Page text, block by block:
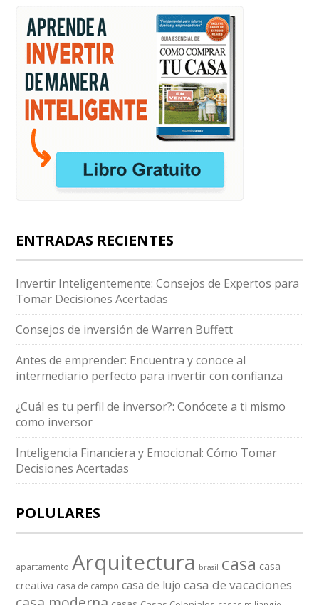
ENTRADAS RECIENTES
Invertir Inteligentemente: Consejos de Expertos para
Tomar Decisiones Acertadas
Consejos de inversión de Warren Buffett
Antes de emprender: Encuentra y conoce al
intermediario perfecto para invertir con confianza
¿Cuál es tu perfil de inversor?: Conócete a ti mismo
como inversor
Inteligencia Financiera y Emocional: Cómo Tomar
Decisiones Acertadas
POLULARES
apartamento Arquitectura brasil casa casa
creativa casa de campo casa de lujo casa de vacaciones